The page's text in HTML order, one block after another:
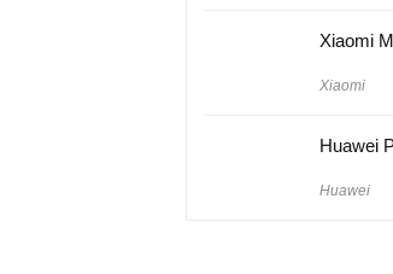
Xiaomi
Xiaomi
Huawei
Huawei